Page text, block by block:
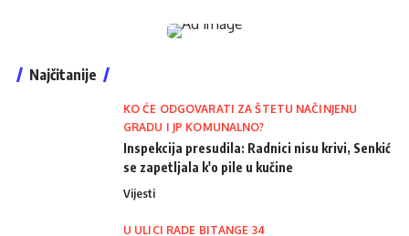
Najčitanije
KO ĆE ODGOVARATI ZA ŠTETU NAČINJENU
GRADU I JP KOMUNALNO?
Inspekcija presudila: Radnici nisu krivi, Senkić
se zapetljala k'o pile u kučine
Vijesti
U ULICI RADE BITANGE 34